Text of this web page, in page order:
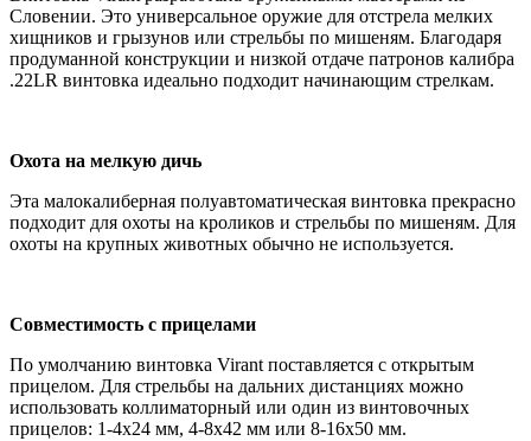
Словении. Это универсальное оружие для отстрела мелких
хищников и грызунов или стрельбы по мишеням. Благодаря
продуманной конструкции и низкой отдаче патронов калибра
.22LR винтовка идеально подходит начинающим стрелкам.
Охота на мелкую дичь
Эта малокалиберная полуавтоматическая винтовка прекрасно
подходит для охоты на кроликов и стрельбы по мишеням. Для
охоты на крупных животных обычно не используется.
Совместимость с прицелами
По умолчанию винтовка Virant поставляется с открытым
прицелом. Для стрельбы на дальних дистанциях можно
использовать коллиматорный или один из винтовочных
прицелов: 1-4х24 мм, 4-8х42 мм или 8-16х50 мм.